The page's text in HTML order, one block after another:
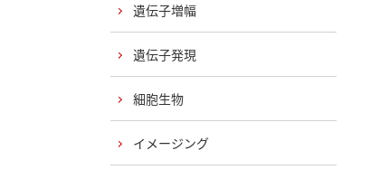
遺伝子増幅
遺伝子発現
細胞生物
イメージング